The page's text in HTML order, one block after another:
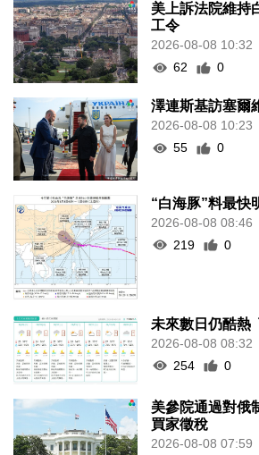
美上訴法院維持
工令
2026-08-08 10:32
62
0
澤連斯基訪塞爾
2026-08-08 10:23
55
0
“白海豚”料最快
2026-08-08 08:46
219
0
未來數日仍酷熱
2026-08-08 08:32
254
0
美參院通過對俄
買家徵稅
2026-08-08 07:59